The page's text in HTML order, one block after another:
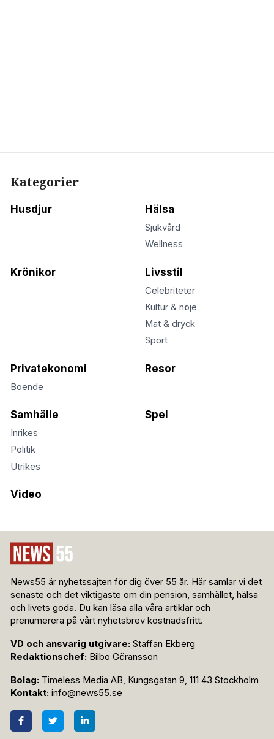
Kategorier
Husdjur Hälsa
Sjukvård
Wellness
Krönikor Livsstil
Celebriteter
Kultur & nöje
Mat & dryck
Sport
Privatekonomi
Boende
Resor
Samhälle
Inrikes
Politik
Utrikes
Spel
Video
News55 är nyhetssajten för dig över 55 år. Här samlar vi det
senaste och det viktigaste om din pension, samhället, hälsa
och livets goda. Du kan läsa alla våra artiklar och
prenumerera på vårt nyhetsbrev kostnadsfritt.
VD och ansvarig utgivare: Staffan Ekberg
Redaktionschef: Bilbo Göransson
Bolag: Timeless Media AB, Kungsgatan 9, 111 43 Stockholm
Kontakt: info@news55.se